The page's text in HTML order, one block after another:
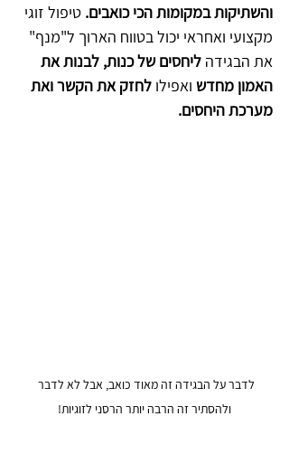
והשתיקות במקומות הכי כואבים. טיפול זוגי
מקצועי ואחראי יכול בטווח הארוך ל"מנף"
את הבגידה ליחסים של כנות, לבנות את
האמון מחדש ואפילו לחזק את הקשר ואת
מערכת היחסים.
לדבר על הבגידה זה מאוד כואב, אבל לא לדבר
ולהסתיר זה הרבה יותר הרסני לזוגיות!